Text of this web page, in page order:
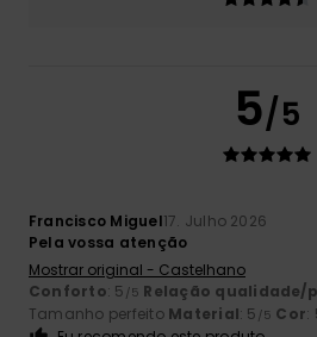
5/5
Francisco Miguel17. Julho 2026
Pela vossa atenção
Mostrar original - Castelhano
Conforto: 5 /5 Relação qualidade/
Tamanho perfeito Material: 5 /5 Cor: